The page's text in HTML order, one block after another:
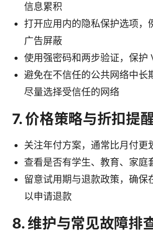
信息累积
打开应用内的隐私保护选项，
广告屏蔽
使用强密码和两步验证，保护
避免在不信任的公共网络中长
尽量选择受信任的网络
7. 价格策略与折扣提
关注年付方案，通常比月付更
查看是否有学生、教育、家庭
留意试用期与退款政策，确保
以申请退款
8. 维护与常见故障排